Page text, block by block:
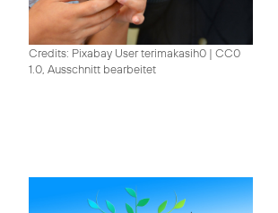
Credits: Pixabay User terimakasih0 | CC0
1.0, Ausschnitt bearbeitet